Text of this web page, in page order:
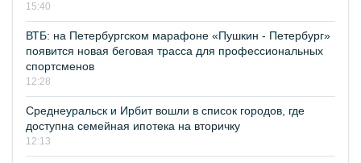
15:40
ВТБ: на Петербургском марафоне «Пушкин - Петербург»
появится новая беговая трасса для профессиональных
спортсменов
12:28
Среднеуральск и Ирбит вошли в список городов, где
доступна семейная ипотека на вторичку
12:13